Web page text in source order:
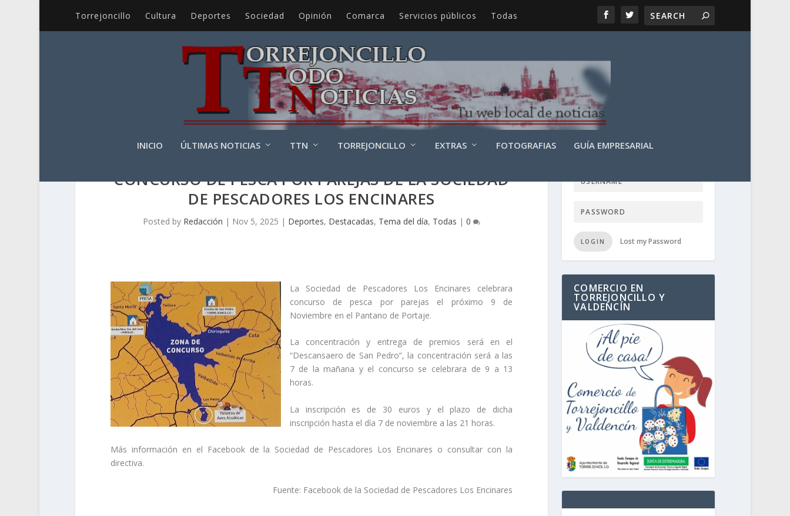
Torrejoncillo Cultura Deportes Sociedad Opinión Comarca Servicios públicos Todas
INICIO ÚLTIMAS NOTICIAS TTN TORREJONCILLO EXTRAS FOTOGRAFIAS GUÍA EMPRESARIAL
CONCURSO DE PESCA POR PAREJAS DE LA SOCIEDAD
DE PESCADORES LOS ENCINARES
Posted by Redacción | Nov 5, 2025 | Deportes, Destacadas, Tema del día, Todas | 0
La Sociedad de Pescadores Los Encinares celebrara
concurso de pesca por parejas el próximo 9 de
Noviembre en el Pantano de Portaje.
La concentración y entrega de premios será en el
“Descansaero de San Pedro”, la concentración será a las
7 de la mañana y el concurso se celebrara de 9 a 13
horas.
La inscripción es de 30 euros y el plazo de dicha
inscripción hasta el día 7 de noviembre a las 21 horas.
Más información en el Facebook de la Sociedad de Pescadores Los Encinares o consultar con la
directiva.
Fuente: Facebook de la Sociedad de Pescadores Los Encinares
LOGIN USER TTN
LOGIN Lost my Password
COMERCIO EN
TORREJONCILLO Y
VALDENCÍN